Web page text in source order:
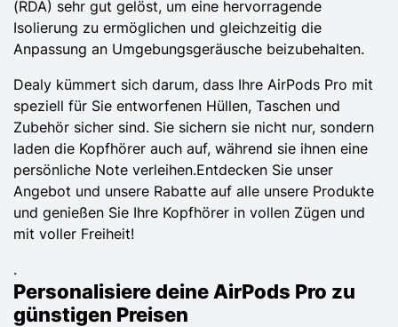
(RDA) sehr gut gelöst, um eine hervorragende
Isolierung zu ermöglichen und gleichzeitig die
Anpassung an Umgebungsgeräusche beizubehalten.
Dealy kümmert sich darum, dass Ihre AirPods Pro mit
speziell für Sie entworfenen Hüllen, Taschen und
Zubehör sicher sind. Sie sichern sie nicht nur, sondern
laden die Kopfhörer auch auf, während sie ihnen eine
persönliche Note verleihen.Entdecken Sie unser
Angebot und unsere Rabatte auf alle unsere Produkte
und genießen Sie Ihre Kopfhörer in vollen Zügen und
mit voller Freiheit!
.
Personalisiere deine AirPods Pro zu
günstigen Preisen